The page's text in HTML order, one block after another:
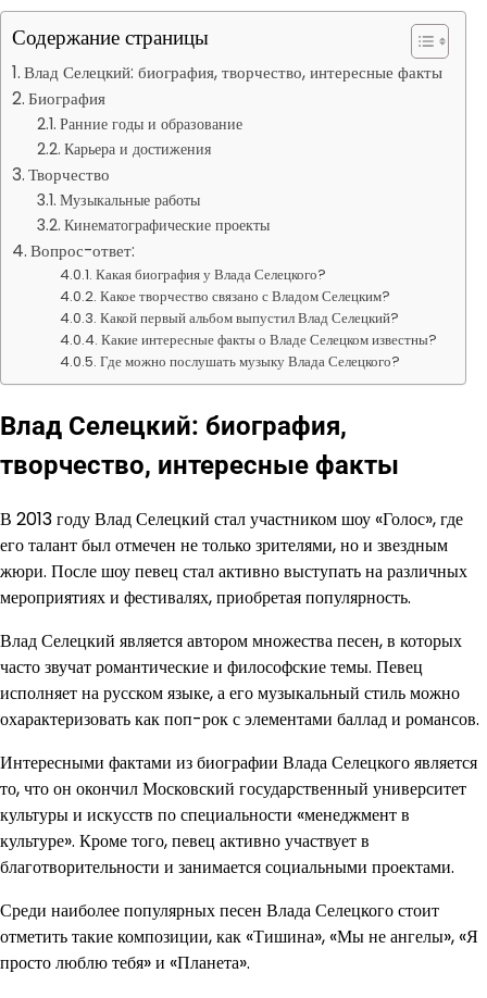
Содержание страницы
Влад Селецкий: биография, творчество, интересные факты
Биография
Ранние годы и образование
Карьера и достижения
Творчество
Музыкальные работы
Кинематографические проекты
Вопрос-ответ:
Какая биография у Влада Селецкого?
Какое творчество связано с Владом Селецким?
Какой первый альбом выпустил Влад Селецкий?
Какие интересные факты о Владе Селецком известны?
Где можно послушать музыку Влада Селецкого?
Влад Селецкий: биография,
творчество, интересные факты
В 2013 году Влад Селецкий стал участником шоу «Голос», где
его талант был отмечен не только зрителями, но и звездным
жюри. После шоу певец стал активно выступать на различных
мероприятиях и фестивалях, приобретая популярность.
Влад Селецкий является автором множества песен, в которых
часто звучат романтические и философские темы. Певец
исполняет на русском языке, а его музыкальный стиль можно
охарактеризовать как поп-рок с элементами баллад и романсов.
Интересными фактами из биографии Влада Селецкого является
то, что он окончил Московский государственный университет
культуры и искусств по специальности «менеджмент в
культуре». Кроме того, певец активно участвует в
благотворительности и занимается социальными проектами.
Среди наиболее популярных песен Влада Селецкого стоит
отметить такие композиции, как «Тишина», «Мы не ангелы», «Я
просто люблю тебя» и «Планета».